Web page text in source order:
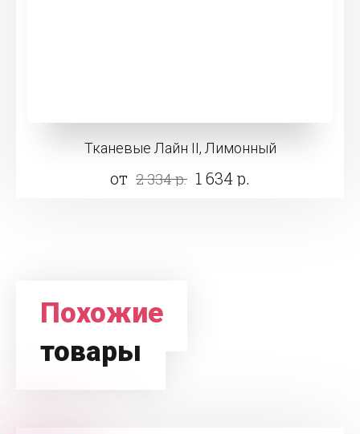
Тканевые Лайн II, Лимонный
от 2 334 р. 1 634 р.
Похожие
товары